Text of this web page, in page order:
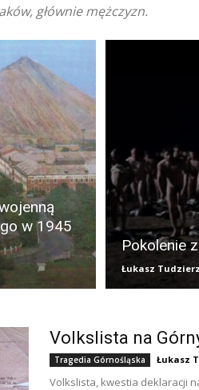
głównie mężczyzn.
w 1945
Pokolenie
Łukasz Tudzierz
Volkslista na
Tragedia Górnośląska Łukasz
Volkslista, kwestia deklaracji